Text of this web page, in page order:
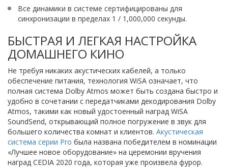
Все динамики в системе сертифицированы для
синхронизации в пределах 1 / 1,000,000 секунды.
БЫСТРАЯ И ЛЕГКАЯ НАСТРОЙКА
ДОМАШНЕГО КИНО
Не требуя никаких акустических кабелей, а только
обеспечение питания, технология WiSA означает, что
полная система Dolby Atmos может быть создана быстро и
удобно в сочетании с передатчиками декодирования Dolby
Atmos, такими как новый удостоенный наград WiSA
SoundSend, открывающий полное погружение в звук для
большего количества комнат и клиентов. Акустическая
система серии Pro была названа победителем в номинации
«Лучшее новое оборудование» на церемонии вручения
наград CEDIA 2020 года, которая уже произвела фурор.